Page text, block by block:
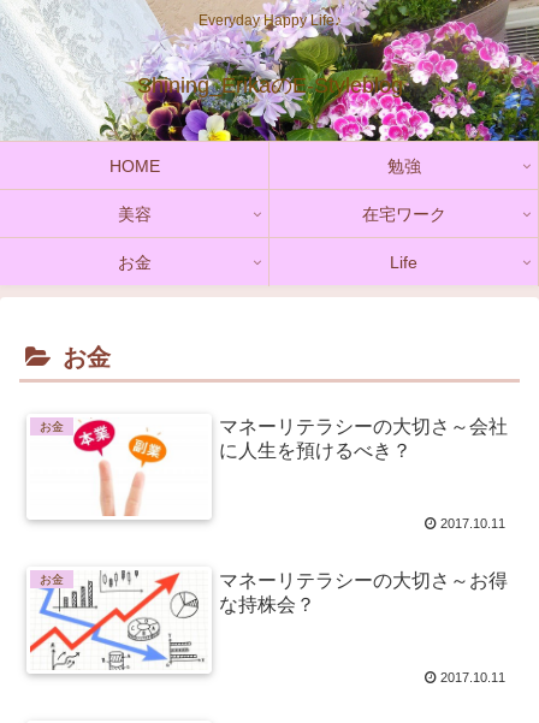
Everyday Happy Life♪
Shining_ErikaのE-Styleblog
HOME 勉強
美容 在宅ワーク
お金 Life
お金
お金
マネーリテラシーの大切さ～会社
に人生を預けるべき？
2017.10.11
お金
マネーリテラシーの大切さ～お得
な持株会？
2017.10.11